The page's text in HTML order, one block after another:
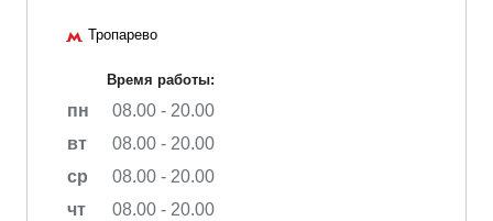
Тропарево
Время работы:
пн
08.00 - 20.00
вт
08.00 - 20.00
ср
08.00 - 20.00
чт
08.00 - 20.00